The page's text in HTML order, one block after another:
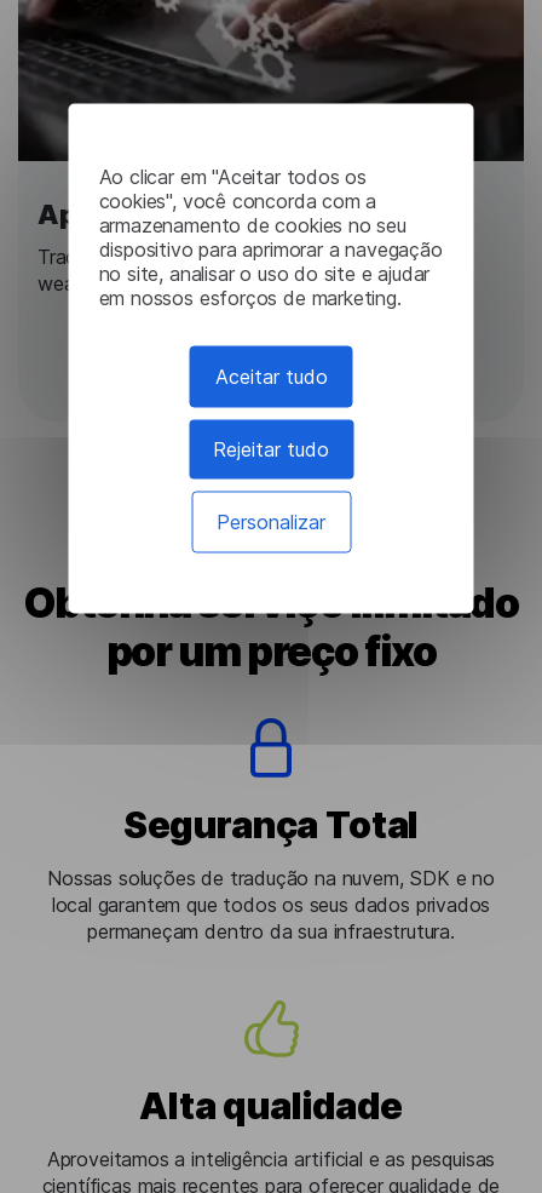
Ao clicar em "Aceitar todos os
cookies", você concorda com a
armazenamento de cookies no seu
dispositivo para aprimorar a navegação
no site, analisar o uso do site e ajudar
em nossos esforços de marketing.
Aceitar tudo
Rejeitar tudo
Personalizar
Aplicações
Traduzir em dispositivos móveis, desktop, web e
wearables
Obtenha serviço ilimitado
por um preço fixo
Segurança Total
Nossas soluções de tradução na nuvem, SDK e no
local garantem que todos os seus dados privados
permaneçam dentro da sua infraestrutura.
Alta qualidade
Aproveitamos a inteligência artificial e as pesquisas
científicas mais recentes para oferecer qualidade de